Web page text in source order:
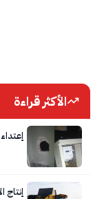
الأكثر قراءة
إنتاج